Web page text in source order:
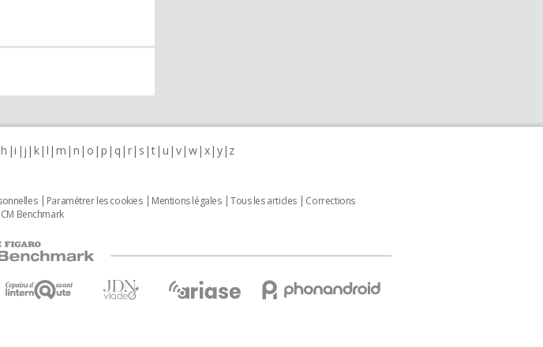
h i j k l m n o p q r s t u v w x y z
Paramétrer les cookies Mentions légales Tous les articles
Corrections
Benchmark